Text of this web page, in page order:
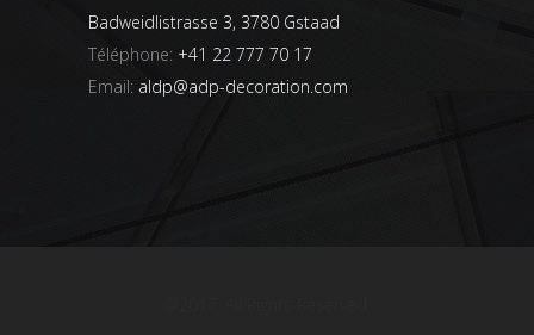
Badweidlistrasse 3, 3780 Gstaad
Téléphone: +41 22 777 70 17
Email: aldp@adp-decoration.com